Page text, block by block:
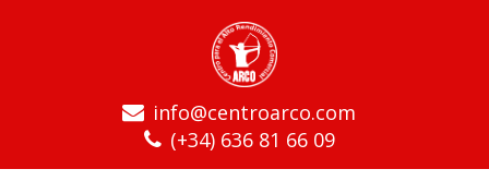
info@centroarco.com
(+34) 636 81 66 09